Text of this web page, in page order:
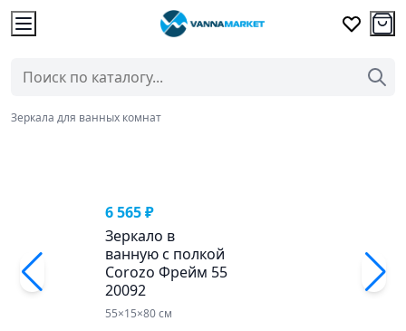
Зеркала для ванных комнат
6 565 ₽
Зеркало в
ванную с полкой
Corozo Фрейм 55
20092
55×15×80 см